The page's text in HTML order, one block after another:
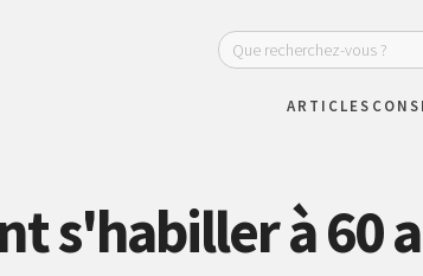
ARTICLES
s'habiller à 60